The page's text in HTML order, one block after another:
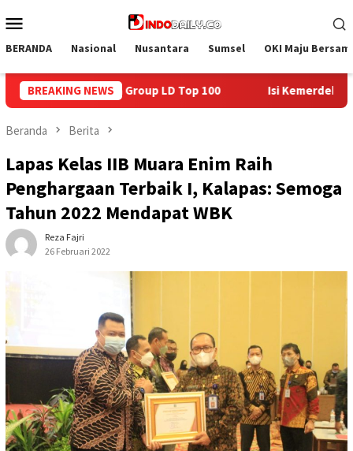
ke
Mobile
BERANDA Nasional Nusantara Sumsel OKI Maju
BREAKING NEWS
Isi Kemerdekaan dengan Kepedulian, Lapas Sekayu
Beranda Berita
Lapas Kelas IIB Muara Enim Raih
Penghargaan Terbaik I, Kalapas: Semoga
Tahun 2022 Mendapat WBK
Reza Fajri
26 Februari 2022